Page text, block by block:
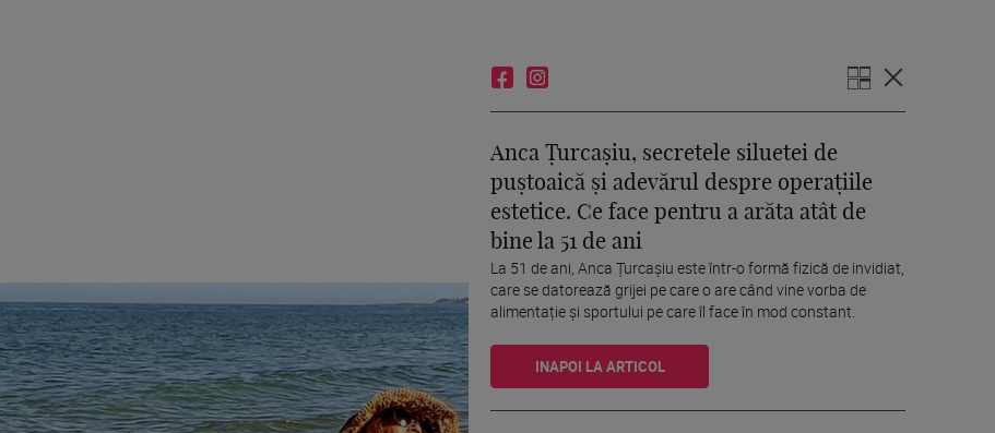
Anca Țurcașiu, secretele siluetei de
puștoaică și adevărul despre operațiile
estetice. Ce face pentru a arăta atât de
bine la 51 de ani
La 51 de ani, Anca Țurcașiu este într-o formă fizică de invidiat,
care se datorează grijei pe care o are când vine vorba de
alimentație și sportului pe care îl face în mod constant.